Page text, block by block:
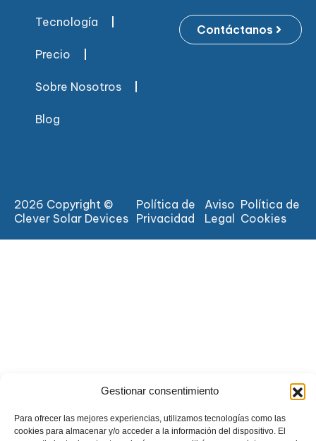
Gestionar consentimiento
Para ofrecer las mejores experiencias, utilizamos tecnologías como las
cookies para almacenar y/o acceder a la información del dispositivo. El
Tecnología
Precio
Sobre Nosotros
Blog
Contáctanos
2026 Copyright ©
Clever Solar Devices
Política de
Privacidad
Aviso
Legal
Política de
Cookies